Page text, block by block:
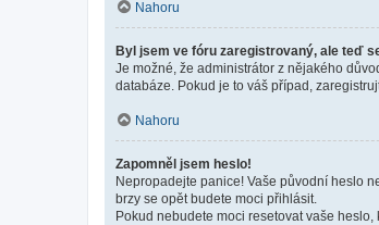
Nahoru
Byl jsem ve fóru zaregistrovaný, ale teď
Je možné, že administrátor z nějakého
databáze. Pokud je to váš případ,
Nahoru
Zapomněl jsem heslo!
Nepropadejte panice! Vaše původní heslo
brzy se opět budete moci přihlásit.
Pokud nebudete moci resetovat vaše heslo,